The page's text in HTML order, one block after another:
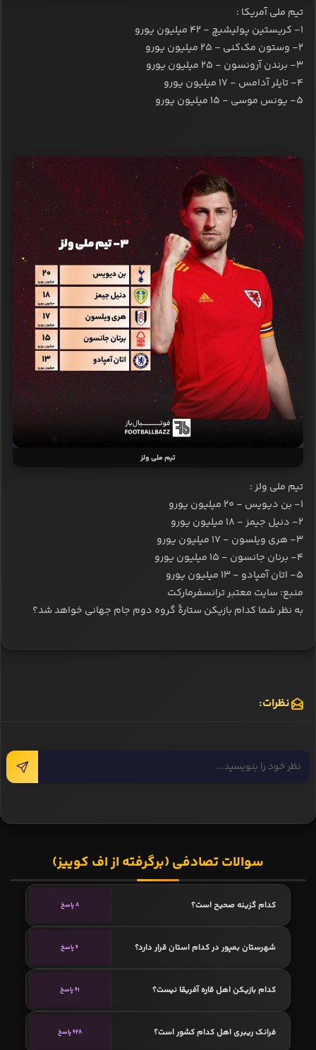
تیم ملی آمریکا :
۱- کریستین پولیشیچ - ۴۲ میلیون یورو
۲- وستون مک‌کنی - ۲۵ میلیون یورو
۳- برندن آرونسون - ۲۵ میلیون یورو
۴- تایلر آدامس - ۱۷ میلیون یورو
۵- یونس موسی - ۱۵ میلیون یورو
تیم ملی ولز
تیم ملی ولز :
۱- بن دیویس - ۲۰ میلیون یورو
۲- دنیل جیمز - ۱۸ میلیون یورو
۳- هری ویلسون - ۱۷ میلیون یورو
۴- برنان جانسون - ۱۵ میلیون یورو
۵- اتان آمپادو - ۱۳ میلیون یورو
منبع: سایت معتبر ترانسفرمارکت
به نظر شما کدام بازیکن ستارۀ گروه دوم جام جهانی خواهد شد؟
نظرات:
سوالات تصادفی (برگرفته از اف کوییز)
کدام گزینه صحیح است؟ 8 پاسخ
شهرستان بمپور در کدام استان قرار دارد؟ 6 پاسخ
کدام بازیکن اهل قاره آفریقا نیست؟ 61 پاسخ
فرانک ریبری اهل کدام کشور است؟ 628 پاسخ